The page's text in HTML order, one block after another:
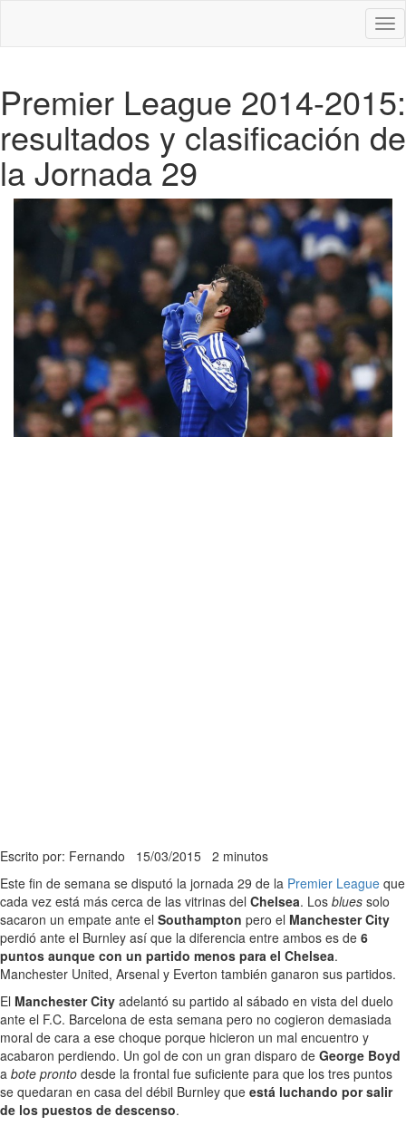
Premier League 2014-2015:
resultados y clasificación de
la Jornada 29
Escrito por: Fernando 15/03/2015 2 minutos
Este fin de semana se disputó la jornada 29 de la Premier League que
cada vez está más cerca de las vitrinas del Chelsea. Los blues solo
sacaron un empate ante el Southampton pero el Manchester City
perdió ante el Burnley así que la diferencia entre ambos es de 6
puntos aunque con un partido menos para el Chelsea.
Manchester United, Arsenal y Everton también ganaron sus partidos.
El Manchester City adelantó su partido al sábado en vista del duelo
ante el F.C. Barcelona de esta semana pero no cogieron demasiada
moral de cara a ese choque porque hicieron un mal encuentro y
acabaron perdiendo. Un gol de con un gran disparo de George Boyd
a bote pronto desde la frontal fue suficiente para que los tres puntos
se quedaran en casa del débil Burnley que está luchando por salir
de los puestos de descenso.